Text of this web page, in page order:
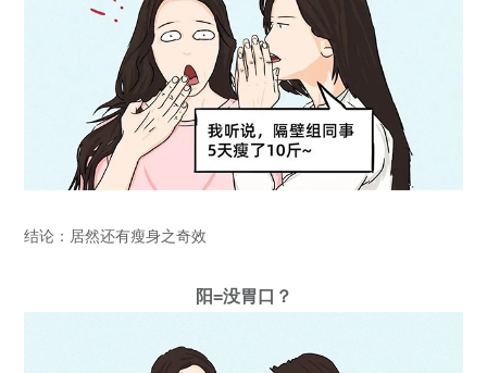
结论：居然还有瘦身之奇效
阳=没胃口？